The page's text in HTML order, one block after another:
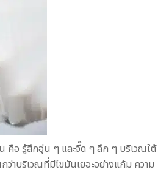
น คือ รู้สึกอุ่น ๆ และจี๊ด ๆ ลึก ๆ บริเวณใต้
าบริเวณที่มีไขมันเยอะอย่างแก้ม ความ